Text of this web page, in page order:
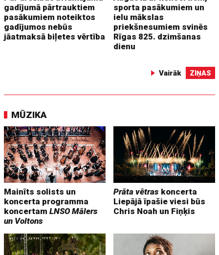
gadījumā pārtrauktiem
pasākumiem noteiktos
gadījumos nebūs
jāatmaksā biļetes vērtība
sporta pasākumiem un
ielu mākslas
priekšnesumiem svinēs
Rīgas 825. dzimšanas
dienu
Vairāk ZIŅAS
MŪZIKA
Mainīts solists un
koncerta programma
koncertamLNSO Mālers
un Voltons
Prāta vētras koncerta
Liepājā īpašie viesi būs
Chris Noah un Fiņķis